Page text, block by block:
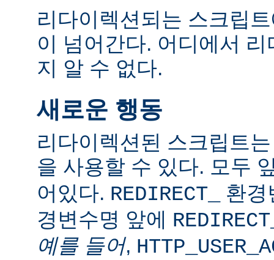
리다이렉션되는 스크립
이 넘어간다. 어디에서
지 알 수 없다.
새로운 행동
리다이렉션된 스크립트
을 사용할 수 있다. 모두
어있다. REDIRECT_
환경
경변수명 앞에
예를 들어,